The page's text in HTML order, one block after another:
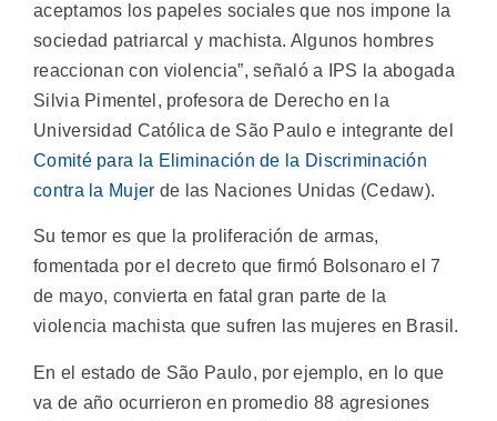
aceptamos los papeles sociales que nos impone la
sociedad patriarcal y machista. Algunos hombres
reaccionan con violencia”, señaló a IPS la abogada
Silvia Pimentel, profesora de Derecho en la
Universidad Católica de São Paulo e integrante del
Comité para la Eliminación de la Discriminación
contra la Mujer de las Naciones Unidas (Cedaw).
Su temor es que la proliferación de armas,
fomentada por el decreto que firmó Bolsonaro el 7
de mayo, convierta en fatal gran parte de la
violencia machista que sufren las mujeres en Brasil.
En el estado de São Paulo, por ejemplo, en lo que
va de año ocurrieron en promedio 88 agresiones